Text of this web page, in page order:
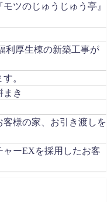
ツのじゅうじゅう亭』
利厚生棟の新築工事が
。
まき
客様の家、お引き渡しを
ャーEXを採用したお客